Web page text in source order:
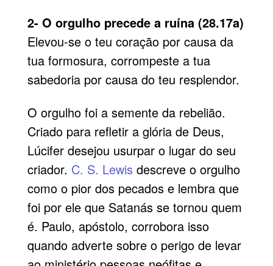
2- O orgulho precede a ruína (28.17a)
Elevou-se o teu coração por causa da
tua formosura, corrompeste a tua
sabedoria por causa do teu resplendor.
O orgulho foi a semente da rebelião.
Criado para refletir a glória de Deus,
Lúcifer desejou usurpar o lugar do seu
criador. C. S. Lewis descreve o orgulho
como o pior dos pecados e lembra que
foi por ele que Satanás se tornou quem
é. Paulo, apóstolo, corrobora isso
quando adverte sobre o perigo de levar